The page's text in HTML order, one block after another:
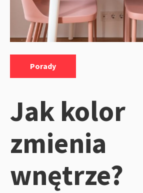
Porady
Jak kolor
zmienia
wnętrze?